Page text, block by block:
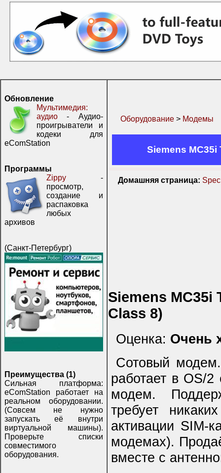
Обновление
Мультимедия:
аудио - Аудио-
проигрыватели и
кодеки для
eComStation
Программы
Zippy -
просмотр,
создание и
распаковка
любых
архивов
(Санкт-Петербург)
Преимущества (1)
Сильная платформа:
eComStation работает на
реальном оборудовании.
(Совсем не нужно
запускать её внутри
виртуальной машины).
Проверьте списки
совместимого
оборудования.
Оборудование > Модемы
Siemens MC35i
Домашняя страница:
Siemens MC35i
Class 8)
Оценка: Очень
Сотовый
работает в OS/
модем.
требует
активации SIM-
модемах).
вместе с